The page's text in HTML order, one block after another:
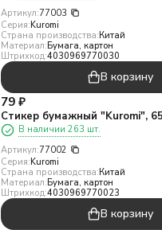
Артикул:77003
Серия:Kuromi
Страна производства:Китай
Материал:Бумага, картон
Штрихкод:4030969770030
В корзину
79 ₽
Стикер бумажный "Kuromi",
В наличии 263 шт.
Артикул:77002
Серия:Kuromi
Страна производства:Китай
Материал:Бумага, картон
Штрихкод:4030969770023
В корзину